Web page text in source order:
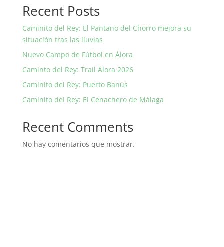
Recent Posts
Caminito del Rey: El Pantano del Chorro mejora su
situación tras las lluvias
Nuevo Campo de Fútbol en Álora
Caminto del Rey: Trail Álora 2026
Caminito del Rey: Puerto Banús
Caminito del Rey: El Cenachero de Málaga
Recent Comments
No hay comentarios que mostrar.